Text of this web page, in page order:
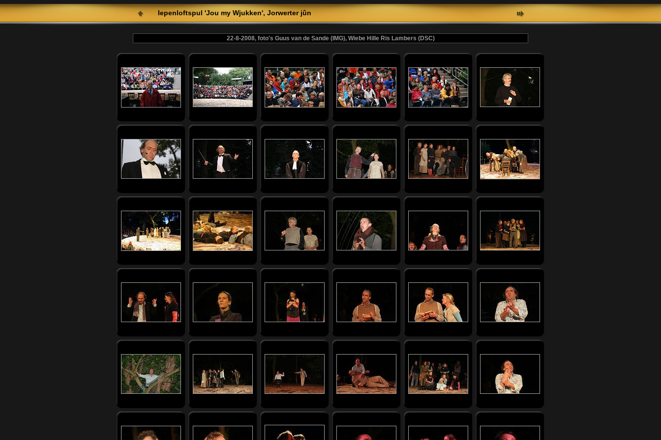
Iepenloftspul 'Jou my Wjukken', Jorwerter jûn
22-8-2008, foto's Guus van de Sande (IMG), Wiebe Hille Ris Lambers (DSC)